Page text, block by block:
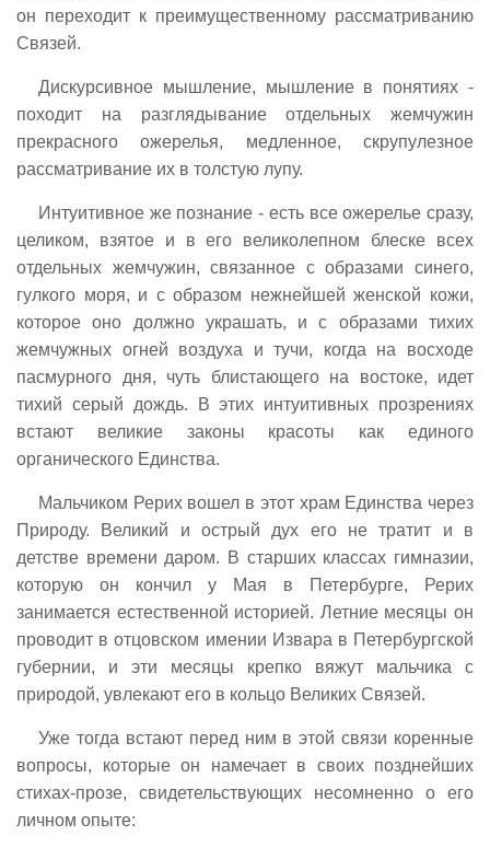
он переходит к преимущественному рассматриванию
Связей.
Дискурсивное мышление, мышление в понятиях -
походит на разглядывание отдельных жемчужин
прекрасного ожерелья, медленное, скрупулезное
рассматривание их в толстую лупу.
Интуитивное же познание - есть все ожерелье сразу,
целиком, взятое и в его великолепном блеске всех
отдельных жемчужин, связанное с образами синего,
гулкого моря, и с образом нежнейшей женской кожи,
которое оно должно украшать, и с образами тихих
жемчужных огней воздуха и тучи, когда на восходе
пасмурного дня, чуть блистающего на востоке, идет
тихий серый дождь. В этих интуитивных прозрениях
встают великие законы красоты как единого
органического Единства.
Мальчиком Рерих вошел в этот храм Единства через
Природу. Великий и острый дух его не тратит и в
детстве времени даром. В старших классах гимназии,
которую он кончил у Мая в Петербурге, Рерих
занимается естественной историей. Летние месяцы он
проводит в отцовском имении Извара в Петербургской
губернии, и эти месяцы крепко вяжут мальчика с
природой, увлекают его в кольцо Великих Связей.
Уже тогда встают перед ним в этой связи коренные
вопросы, которые он намечает в своих позднейших
стихах-прозе, свидетельствующих несомненно о его
личном опыте: